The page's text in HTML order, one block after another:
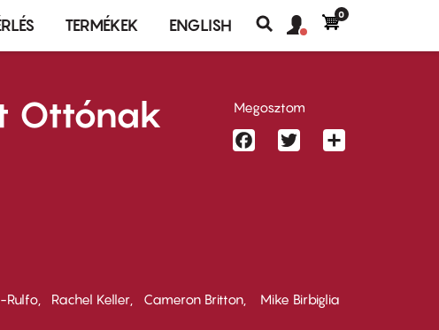
TERMÉKEK ENGLISH
Keresés
fiók
Felhasználói
0
Ottónak
Rulfo Rachel Keller Cameron Britton Mike Birbiglia
Megosztom
FacebookTwitter